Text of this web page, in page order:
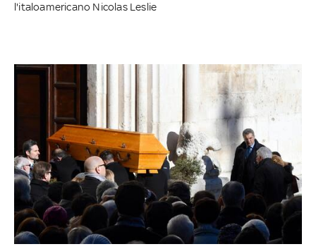
l'italoamericano Nicolas Leslie